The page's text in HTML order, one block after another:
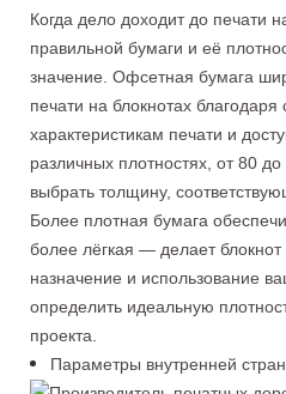
Когда дело доходит до печати
правильной бумаги и её
значение. Офсетная бумага
печати на блокнотах
характеристикам печати и
различных плотностях, от 80
выбрать толщину,
Более плотная бумага
более лёгкая — делает блокнот
назначение и использование
определить идеальную
проекта.
Параметры внутренней